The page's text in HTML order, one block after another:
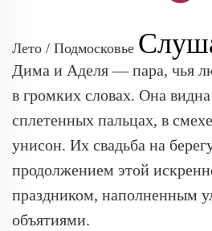
Лето / Подмосковье
Дима и Аделя — пара, чья
в громких словах. Она видна
сплетенных пальцах, в
унисон. Их свадьба на
продолжением этой
праздником, наполненным
объятиями.